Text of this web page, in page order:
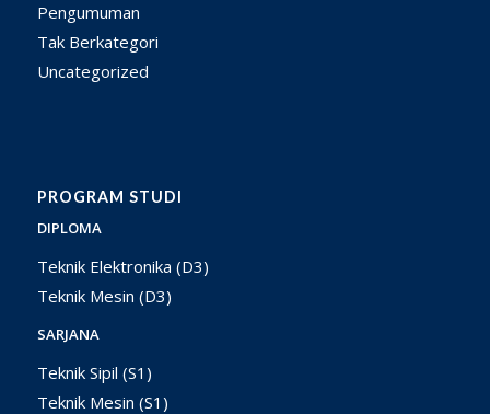
Pengumuman
Tak Berkategori
Uncategorized
PROGRAM STUDI
DIPLOMA
Teknik Elektronika (D3)
Teknik Mesin (D3)
SARJANA
Teknik Sipil (S1)
Teknik Mesin (S1)